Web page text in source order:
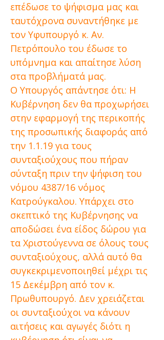
επέδωσε το ψήφισμα μας και
ταυτόχρονα συναντήθηκε με
τον Υφυπουργό κ. Αν.
Πετρόπουλο του έδωσε το
υπόμνημα και απαίτησε λύση
στα προβλήματά μας.
Ο Υπουργός απάντησε ότι: Η
Κυβέρνηση δεν θα προχωρήσει
στην εφαρμογή της περικοπής
της προσωπικής διαφοράς από
την 1.1.19 για τους
συνταξιούχους που πήραν
σύνταξη πριν την ψήφιση του
νόμου 4387/16 νόμος
Κατρούγκαλου. Υπάρχει στο
σκεπτικό της Κυβέρνησης να
αποδώσει ένα είδος δώρου για
τα Χριστούγεννα σε όλους τους
συνταξιούχους, αλλά αυτό θα
συγκεκριμενοποιηθεί μέχρι τις
15 Δεκέμβρη από τον κ.
Πρωθυπουργό. Δεν χρειάζεται
οι συνταξιούχοι να κάνουν
αιτήσεις και αγωγές διότι η